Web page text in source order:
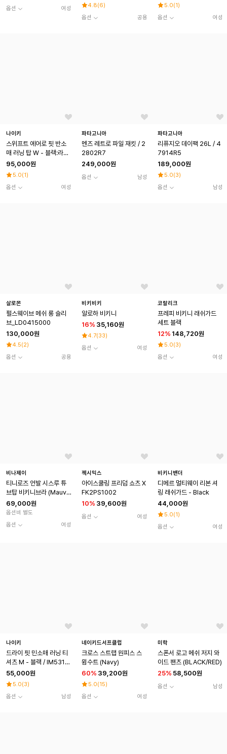
옵션
여성 4.8(6)
옵션
공용
5.0(1)
옵션
여성
나이키
스위프트 에어로 핏 반소
매 러닝 탑 W - 블랙:라이
트 그린 스파크 / IH8115-
014
95,000원
5.0(1)
옵션
여성
파타고니아
멘즈 레트로 파일 재킷 / 2
2802R7
249,000원
옵션 남성
파타고니아
리퓨지오 데이팩 26L / 4
7914R5
189,000원
5.0(3)
옵션
남성
살로몬
펄스웨이브 메쉬 롱 슬리
브_LD0415000
130,000원
4.5(2)
옵션
공용
비키비키
알로하 비키니
16% 35,160원
4.7(33)
옵션
여성
코랄리크
프레피 비키니 래쉬가드
세트 블랙
12% 148,720원
5.0(3)
옵션
여성
비나제이
티니로즈 언발 시스루 튜
브탑 비키니브라 (Mauve
Gray)
69,000원
옵션비 별도
옵션
여성
젝시믹스
아이스쿨링 프리덤 쇼츠 X
FK2PS1002
10% 39,600원
옵션 여성
비키니밴더
디메르 멀티웨이 리본 셔
링 래쉬가드 - Black
44,000원
5.0(1 )
옵션
여성
나이키
드라이 핏 민소매 러닝 티
셔츠 M - 블랙 / IM5316
-010
55,000원
5.0(3)
옵션
남성
네이키드서프클럽
크로스 스트랩 원피스 스
윔수트 (Navy)
60% 39,200원
5.0(15)
옵션
여성
미학
스폰서 로고 메쉬 저지 와
이드 팬츠 (BLACK/RED)
25% 58,500원
옵션 남성